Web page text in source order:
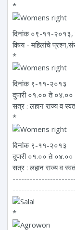
*
दिनांक ०९-११-
विषय - महिलांचे
*
दिनांक ९-११-२०१३
दुपारी ०१.०० ते ०४.००
सत्र : लहान राज्य व
*
दिनांक ९-११-२०१३
दुपारी ०१.०० ते ०४.००
सत्र : लहान राज्य व
*